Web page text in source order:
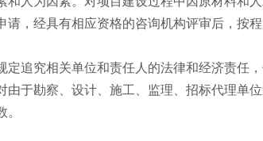
，经具有相应资格的咨询机构评审后，按
追究相关单位和责任人的法律和经济责任
于勘察、设计、施工、监理、招标代理单